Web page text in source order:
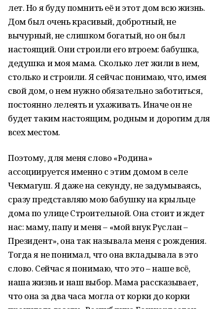
лет. Но я буду помнить её и этот дом всю жизнь.
Дом был очень красивый, добротный, не
вычурный, не слишком богатый, но он был
настоящий. Они строили его втроем: бабушка,
дедушка и моя мама. Сколько лет жили в нем,
столько и строили. Я сейчас понимаю, что, имея
свой дом, о нем нужно обязательно заботиться,
постоянно лелеять и ухаживать. Иначе он не
будет таким настоящим, родным и дорогим для
всех местом.
Поэтому, для меня слово «Родина»
ассоциируется именно с этим домом в селе
Чекмагуш. Я даже на секунду, не задумываясь,
сразу представляю мою бабушку на крыльце
дома по улице Строительной. Она стоит и ждет
нас: маму, папу и меня – «мой внук Руслан –
Президент», она так называла меня с рождения.
Тогда я не понимал, что она вкладывала в это
слово. Сейчас я понимаю, что это – наше всё,
наша жизнь и наш выбор. Мама рассказывает,
что она за два часа могла от корки до корки